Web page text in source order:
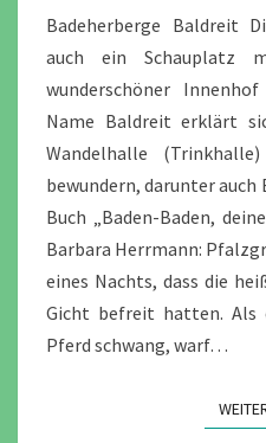
Badeherberge Baldreit
auch ein Schauplatz
wunderschöner
Name Baldreit erklärt
Wandelhalle
bewundern, darunter
Buch „Baden-Baden,
Barbara Herrmann:
eines Nachts, dass die
Gicht befreit hatten. Als
Pferd schwang, warf…